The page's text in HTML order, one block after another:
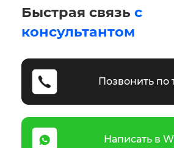
Быстрая связь с
консультантом
Позвонить по
Написать в